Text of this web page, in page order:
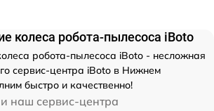
колеса робота-пылесоса iBoto
робота-пылесоса iBoto - несложная
сервис-центра iBoto в Нижнем
быстро и качественно!
наш сервис-центра